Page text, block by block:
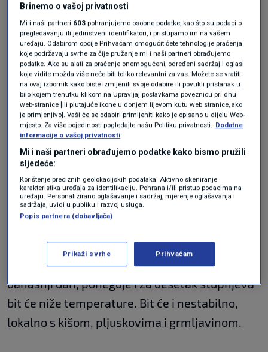
tijekom petka biti temperature. Prema večeri
očekujemo porast naoblake sa zapada stoga
može bitipljuskova i grmljavinelokalno,
većinom u unutrašnjosti.
Subota će isto biti nestabilna, lokalno u
unutrašnjosti poslijepodne i navečer može biti
izraženijih pljuskova praćenih grmljavinom.
Lokalno je moguće nevrijeme. Upadanjem
hladnijeg zraka vjetrom sjevernog smjera,
temperature će se sniziti.
U nedjelju će tako u unutrašnjosti biti osjetno
svježije recimo u odnosu na jučerašnji i
današnji dan, ponegdje i za desetak stupnjeva
bit će niže temperature. Bit će i nestabilno,
lokalno s kišom, pljuskovima i grmljavinom.
Brinemo o vašoj privatnosti
Mi i naši partneri 603 pohranjujemo osobne podatke, kao što su podaci o
pregledavanju ili jedinstveni identifikatori, i pristupamo im na vašem
uređaju. Odabirom opcije Prihvaćam omogućit ćete tehnologije praćenja
koje podržavaju svrhe za čije pružanje mi i naši partneri obrađujemo
podatke. Ako su alati za praćenje onemogućeni, određeni sadržaj i oglasi
koje vidite možda više neće biti toliko relevantni za vas. Možete se vratiti
na ovaj izbornik kako biste izmijenili svoje odabire ili povukli pristanak u
bilo kojem trenutku klikom na Upravljaj postavkama poveznicu pri dnu
web-stranice [ili plutajuće ikone u donjem lijevom kutu web stranice, ako
je primjenjivo]. Vaši će se odabiri primijeniti kako je opisano u dijelu Web-
mjesto. Za više pojedinosti pogledajte našu Politiku privatnosti.
Dodatne
informacije o vašoj privatnosti
Mi i naši partneri obrađujemo podatke kako bismo pružili
sljedeće:
Korištenje preciznih geolokacijskih podataka. Aktivno skeniranje
karakteristika uređaja za identifikaciju. Pohrana i/ili pristup podacima na
uređaju. Personalizirano oglašavanje i sadržaj, mjerenje oglašavanja i
sadržaja, uvidi u publiku i razvoj usluga.
Popis partnera (dobavljača)
Prikaži svrhe Prihvaćam